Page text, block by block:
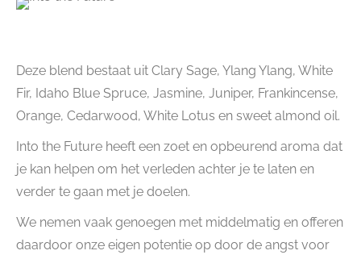
Deze blend bestaat uit Clary Sage, Ylang Ylang, White
Fir, Idaho Blue Spruce, Jasmine, Juniper, Frankincense,
Orange, Cedarwood, White Lotus en sweet almond oil.
Into the Future heeft een zoet en opbeurend aroma dat
je kan helpen om het verleden achter je te laten en
verder te gaan met je doelen.
We nemen vaak genoegen met middelmatig en offeren
daardoor onze eigen potentie op door de angst voor